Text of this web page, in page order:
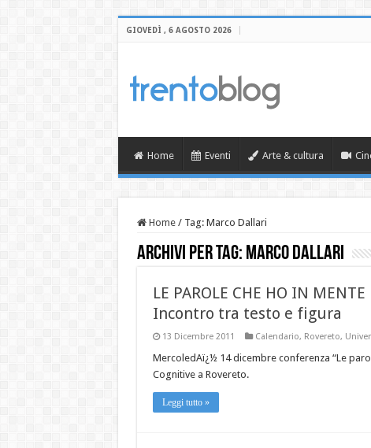
GIOVEDÌ , 6 AGOSTO 2026
Home Eventi Arte & cultura
Home / Tag: Marco Dallari
Archivi per tag: Marco Dallari
LE PAROLE CHE HO IN MENTE
Incontro tra testo e figura
13 Dicembre 2011 Calendario, Rovereto,
MercoledAï¿½ 14 dicembre conferenza “Le
Cognitive a Rovereto.
Leggi tutto »